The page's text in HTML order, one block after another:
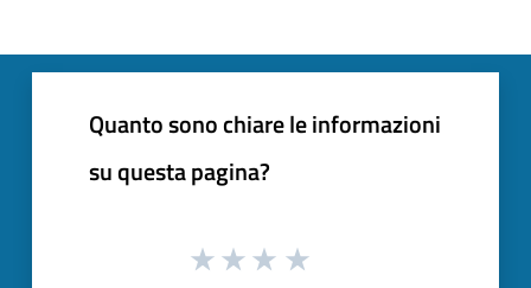
Quanto sono chiare le informazioni
su questa pagina?